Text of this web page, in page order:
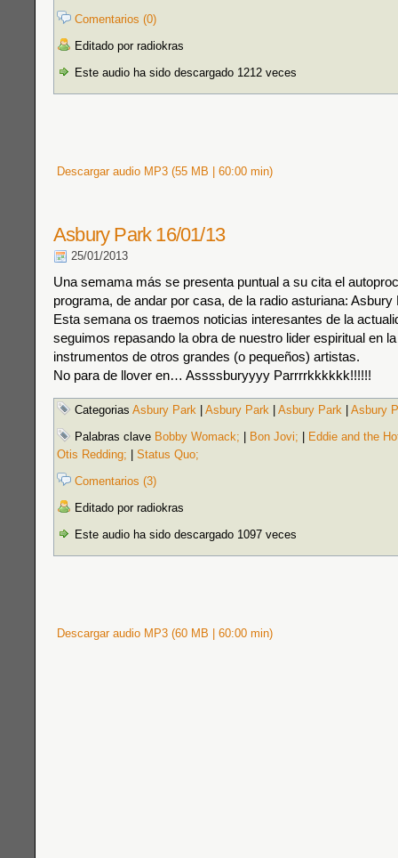
Comentarios (0)
Editado por radiokras
Este audio ha sido descargado 1212 veces
Descargar audio MP3 (55 MB | 60:00 min)
Asbury Park 16/01/13
25/01/2013
Una semama más se presenta puntual a su cita el
programa, de andar por casa, de la radio asturiana: Asbury
Esta semana os traemos noticias interesantes de la
seguimos repasando la obra de nuestro lider espiritual en
instrumentos de otros grandes (o pequeños) artistas.
No para de llover en… Assssburyyyy Parrrrkkkkkk!!!!!!
Categorias Asbury Park Asbury Park Asbury Park
Asbury
Palabras clave Bobby Womack; Bon Jovi;
Eddie and the
Otis Redding;
Status Quo;
Comentarios (3)
Editado por radiokras
Este audio ha sido descargado 1097 veces
Descargar audio MP3 (60 MB | 60:00 min)